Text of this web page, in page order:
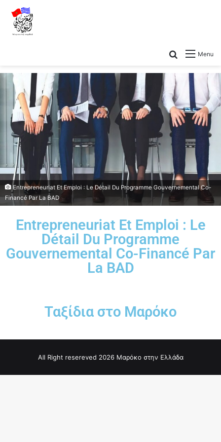
Menu
Entrepreneuriat Et Emploi : Le Détail Du Programme Gouvernemental Co-
Financé Par La BAD
Entrepreneuriat Et Emploi : Le
Détail Du Programme
Gouvernemental Co-Financé Par
La BAD
Ταξίδια στο Μαρόκο
All Right resereved 2026 Μαρόκο στην Ελλάδα